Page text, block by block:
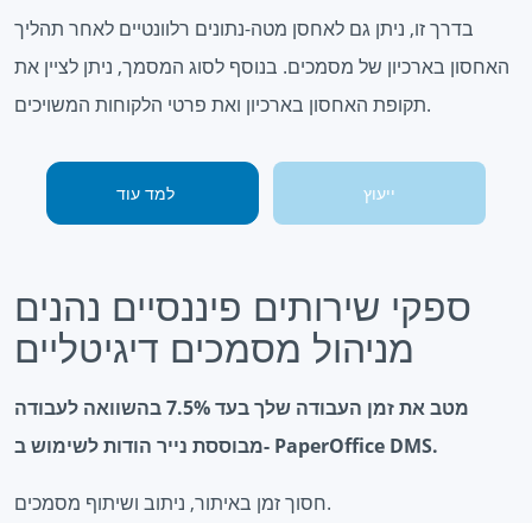
בדרך זו, ניתן גם לאחסן מטה-נתונים רלוונטיים לאחר תהליך
האחסון בארכיון של מסמכים. בנוסף לסוג המסמך, ניתן לציין את
תקופת האחסון בארכיון ואת פרטי הלקוחות המשויכים.
למד עוד ייעוץ
ספקי שירותים פיננסיים נהנים
מניהול מסמכים דיגיטליים
מטב את זמן העבודה שלך בעד 7.5% בהשוואה לעבודה
מבוססת נייר הודות לשימוש ב- PaperOffice DMS.
חסוך זמן באיתור, ניתוב ושיתוף מסמכים.